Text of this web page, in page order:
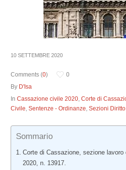
10 SETTEMBRE 2020
Comments (0)
0
By D'Isa
InCassazione civile 2020,Corte di
Civile,Sentenze - Ordinanze,Sezioni Diritto
Sommario
Corte di Cassazione, sezione
2020, n. 13917.